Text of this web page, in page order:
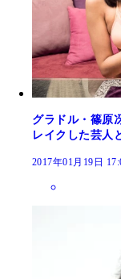
グラドル・篠原
レイクした芸人
2017年01月19日